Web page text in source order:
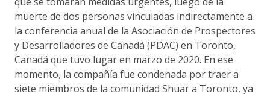
muerte de dos personas vinculadas indirectamente a
la conferencia anual de la Asociación de Prospectores
y Desarrolladores de Canadá (PDAC) en Toronto,
Canadá que tuvo lugar en marzo de 2020. En ese
momento, la compañía fue condenada por traer a
siete miembros de la comunidad Shuar a Toronto, ya